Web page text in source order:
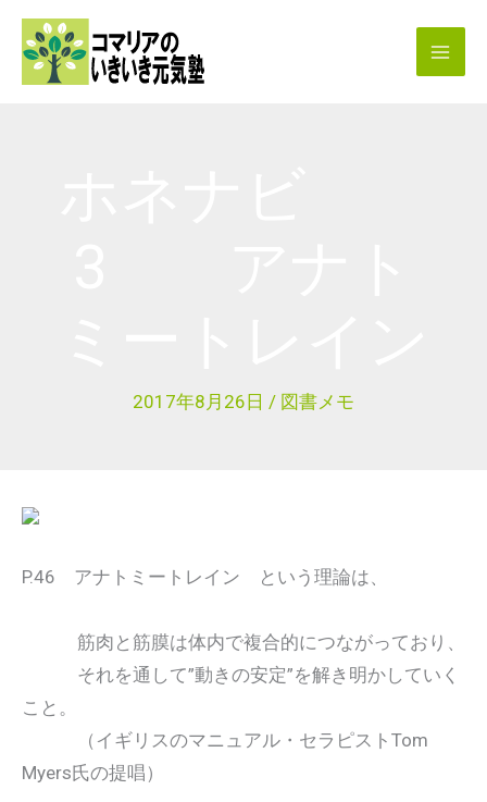
2017年8月26日 / 図書メモ
P.46 アナトミートレイン という理論は、
筋肉と筋膜は体内で複合的につながっており、
それを通して”動きの安定”を解き明かしていく
こと。
（イギリスのマニュアル・セラピストTom
Myers氏の提唱）